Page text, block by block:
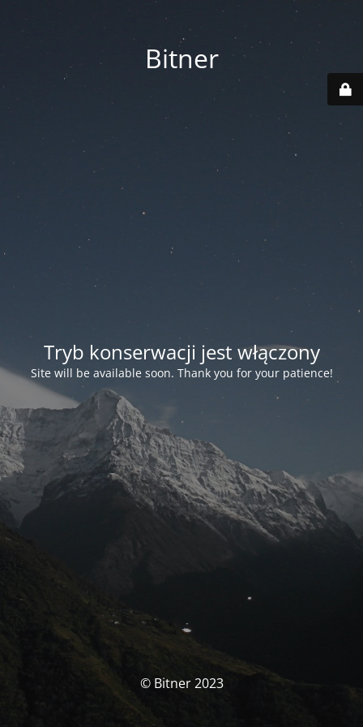
Bitner
Tryb konserwacji jest włączony
Site will be available soon. Thank you for your patience!
© Bitner 2023